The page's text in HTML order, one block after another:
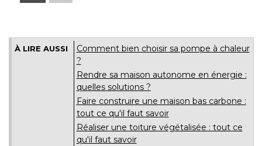
À LIRE AUSSI
Comment bien choisir sa pompe à chaleur
?
Rendre sa maison autonome en énergie :
quelles solutions ?
Faire construire une maison bas carbone :
tout ce qu'il faut savoir
Réaliser une toiture végétalisée : tout ce
qu'il faut savoir